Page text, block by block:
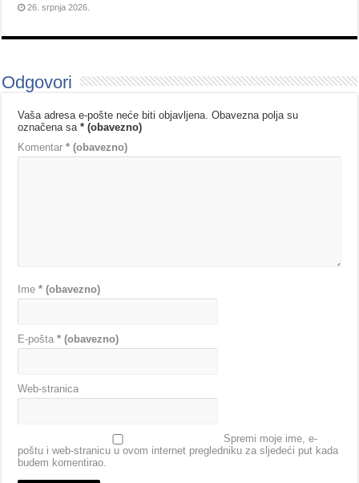
26. srpnja 2026.
Odgovori
Vaša adresa e-pošte neće biti objavljena. Obavezna polja su
označena sa* (obavezno)
Komentar* (obavezno)
Ime* (obavezno)
E-pošta* (obavezno)
Web-stranica
Spremi moje ime, e-
poštu i web-stranicu u ovom internet pregledniku za sljedeći put kada
budem komentirao.